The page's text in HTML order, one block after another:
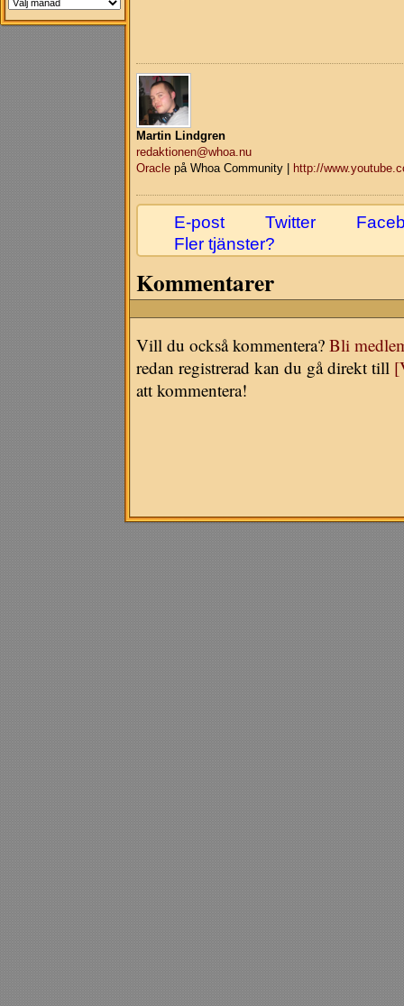
Martin Lindgren
redaktionen@whoa.nu
Oracle på Whoa Community | http://
E-post Twitter
Fler tjänster?
Kommentarer
Vill du också kommentera? Bli
redan registrerad kan du gå direkt till
att kommentera!